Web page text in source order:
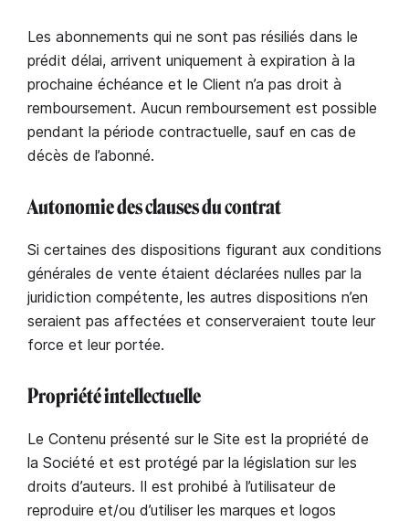
Les abonnements qui ne sont pas résiliés dans le
prédit délai, arrivent uniquement à expiration à la
prochaine échéance et le Client n’a pas droit à
remboursement. Aucun remboursement est possible
pendant la période contractuelle, sauf en cas de
décès de l’abonné.
Autonomie des clauses du contrat
Si certaines des dispositions figurant aux conditions
générales de vente étaient déclarées nulles par la
juridiction compétente, les autres dispositions n’en
seraient pas affectées et conserveraient toute leur
force et leur portée.
Propriété intellectuelle
Le Contenu présenté sur le Site est la propriété de
la Société et est protégé par la législation sur les
droits d’auteurs. Il est prohibé à l’utilisateur de
reproduire et/ou d’utiliser les marques et logos